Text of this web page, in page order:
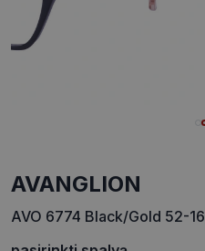
AVANGLION
AVO 6774 Black/Gold 52-16